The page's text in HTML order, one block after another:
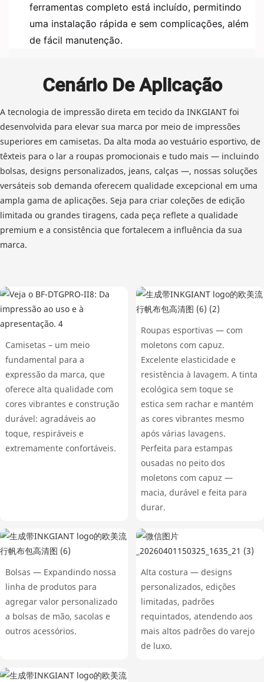
ferramentas completo está incluído, permitindo
uma instalação rápida e sem complicações, além
de fácil manutenção.
Cenário De Aplicação
A tecnologia de impressão direta em tecido da INKGIANT foi
desenvolvida para elevar sua marca por meio de impressões
superiores em camisetas. Da alta moda ao vestuário esportivo, de
têxteis para o lar a roupas promocionais e tudo mais — incluindo
bolsas, designs personalizados, jeans, calças —, nossas soluções
versáteis sob demanda oferecem qualidade excepcional em uma
ampla gama de aplicações. Seja para criar coleções de edição
limitada ou grandes tiragens, cada peça reflete a qualidade
premium e a consistência que fortalecem a influência da sua
marca.
Camisetas – um meio
fundamental para a
expressão da marca, que
oferece alta qualidade com
cores vibrantes e construção
durável: agradáveis ​​ao
toque, respiráveis ​​e
extremamente confortáveis.
Roupas esportivas — com
moletons com capuz.
Excelente elasticidade e
resistência à lavagem. A tinta
ecológica sem toque se
estica sem rachar e mantém
as cores vibrantes mesmo
após várias lavagens.
Perfeita para estampas
ousadas no peito dos
moletons com capuz —
macia, durável e feita para
durar.
Bolsas — Expandindo nossa
linha de produtos para
agregar valor personalizado
a bolsas de mão, sacolas e
outros acessórios.
Alta costura — designs
personalizados, edições
limitadas, padrões
requintados, atendendo aos
mais altos padrões do varejo
de luxo.